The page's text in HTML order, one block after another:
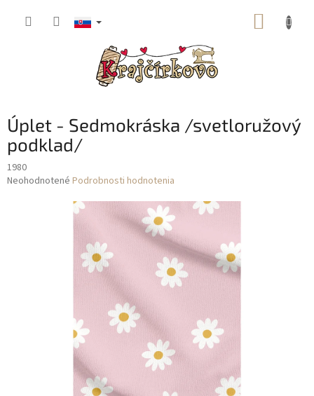
Úplet - Sedmokráska /svetloružový
podklad/
1980
Priemerné
Neohodnotené Podrobnosti hodnotenia